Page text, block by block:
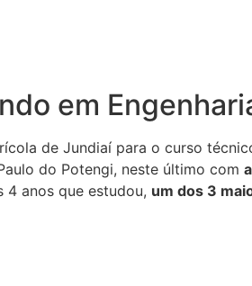
em
de Jundiaí para o curso
do Potengi, neste último com
4 anos que estudou, um dos 3